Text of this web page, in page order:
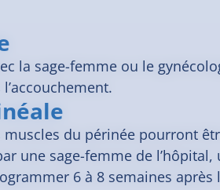
la sage-femme ou le
du périnée pourront
une sage-femme de
6 à 8 semaines